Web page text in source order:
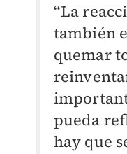
“La
también
quemar
pueda
hay que